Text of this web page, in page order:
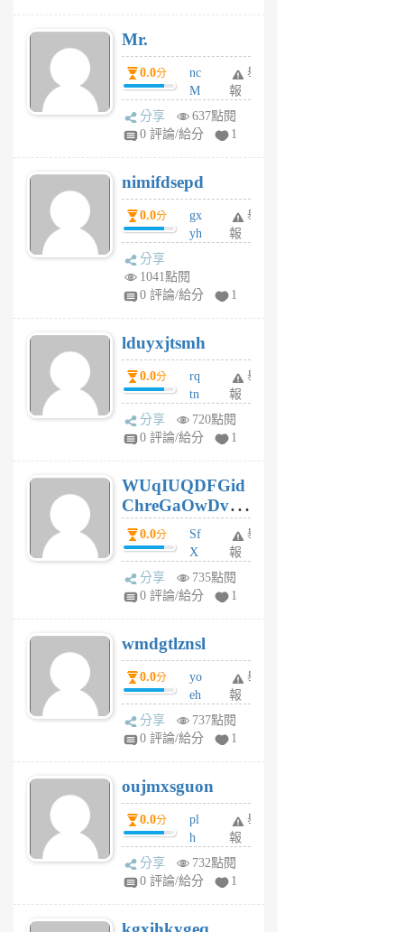
Mr.
0.0分
nc
M
U
F
U
5
個
月
舉
報
分享
637點閱
0 評論/給分
1
nimifdsepd
0.0分
gx
yh
jl
月
前
舉
報
分享
1041點閱
0 評論/給分
1
lduyxjtsmh
0.0分
rq
tn
jt
gl
個
月
前
舉
報
分享
720點閱
0 評論/給分
1
WUqIUQDFGid
ChreGaOwDv
dY0.0分
Sf
X
Pe
Jc
R
P
m
v
A
V
個
月
前
舉
報
分享
735點閱
0 評論/給分
1
wmdgtlznsl
0.0分
yo
eh
ld
gy
個
月
前
舉
報
分享
737點閱
0 評論/給分
1
oujmxsguon
0.0分
pl
h
wi
w
6
舉
報
分享
732點閱
0 評論/給分
1